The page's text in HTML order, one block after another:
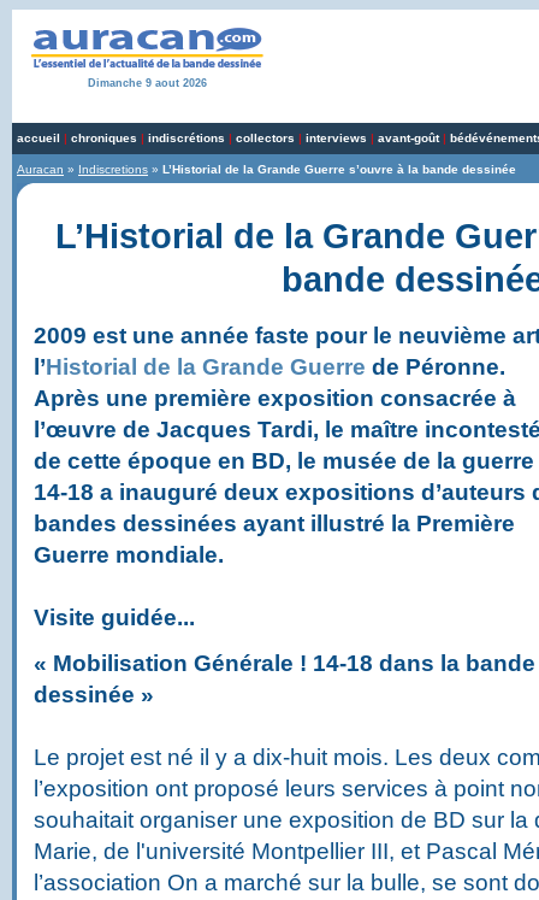
Dimanche 9 aout 2026
accueil | chroniques | indiscrétions | collectors | interviews | avant-goût|
Auracan » Indiscretions » L’Historial de la Grande Guerre s’ouvre à la bande dessinée
L’Historial de la Grande
bande
2009 est une année faste pour le neuvième
l’Historial de la Grande Guerre de Péronne.
Après une première exposition consacrée à
l’œuvre de Jacques Tardi, le maître
de cette époque en BD, le musée de la guerre
14-18 a inauguré deux expositions d’auteurs
bandes dessinées ayant illustré la Première
Guerre mondiale.
Visite guidée...
« Mobilisation Générale ! 14-18 dans la bande
dessinée »
Le projet est né il y a dix-huit mois. Les deux
l’exposition ont proposé leurs services à point
souhaitait organiser une exposition de BD sur la
Marie, de l'université Montpellier III, et Pascal
l’association On a marché sur la bulle, se sont